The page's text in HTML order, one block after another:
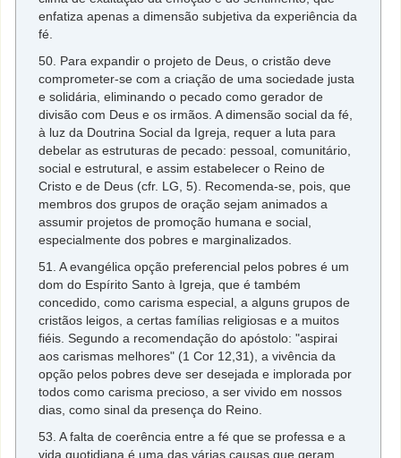
enfatiza apenas a dimensão subjetiva da experiência da
fé.
50. Para expandir o projeto de Deus, o cristão deve
comprometer-se com a criação de uma sociedade justa
e solidária, eliminando o pecado como gerador de
divisão com Deus e os irmãos. A dimensão social da fé,
à luz da Doutrina Social da Igreja, requer a luta para
debelar as estruturas de pecado: pessoal, comunitário,
social e estrutural, e assim estabelecer o Reino de
Cristo e de Deus (cfr. LG, 5). Recomenda-se, pois, que
membros dos grupos de oração sejam animados a
assumir projetos de promoção humana e social,
especialmente dos pobres e marginalizados.
51. A evangélica opção preferencial pelos pobres é um
dom do Espírito Santo à Igreja, que é também
concedido, como carisma especial, a alguns grupos de
cristãos leigos, a certas famílias religiosas e a muitos
fiéis. Segundo a recomendação do apóstolo: "aspirai
aos carismas melhores" (1 Cor 12,31), a vivência da
opção pelos pobres deve ser desejada e implorada por
todos como carisma precioso, a ser vivido em nossos
dias, como sinal da presença do Reino.
53. A falta de coerência entre a fé que se professa e a
vida quotidiana é uma das várias causas que geram